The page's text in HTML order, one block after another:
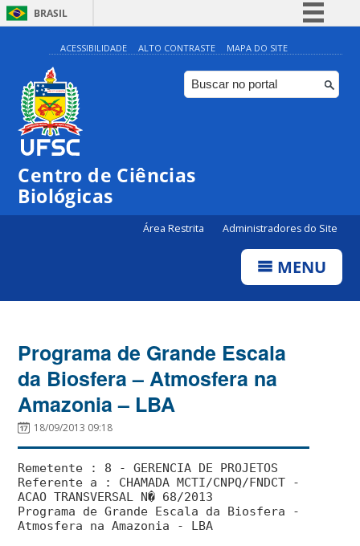
BRASIL
Simplifique!
Comunica BR
Participe
ACESSIBILIDADE ALTO CONTRASTE MAPA DO SITE
Centro de Ciências
Biológicas
Área Restrita Administradores do Site
MENU
Programa de Grande Escala
da Biosfera – Atmosfera na
Amazonia – LBA
18/09/2013 09:18
Remetente : 8 - GERENCIA DE PROJETOS
Referente a : CHAMADA MCTI/CNPQ/FNDCT -
ACAO TRANSVERSAL N� 68/2013
Programa de Grande Escala da Biosfera -
Atmosfera na Amazonia - LBA